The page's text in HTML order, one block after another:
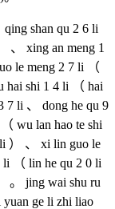
shan qu 2 6 li
、 xing an meng 1
le meng 2 7 li （
hai shi 1 4 li （ hai
7 li 、 dong he qu 9
wu lan hao te shi
） 、 xi lin guo le
li （ lin he qu 2 0 li
。 jing wai shu ru
yuan ge li zhi liao